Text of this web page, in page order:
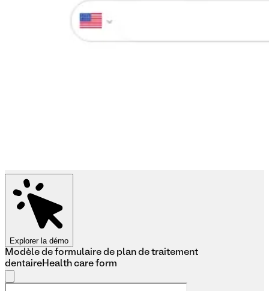
Explorer la démo
Modèle de formulaire de plan de traitement
dentaire Health care form